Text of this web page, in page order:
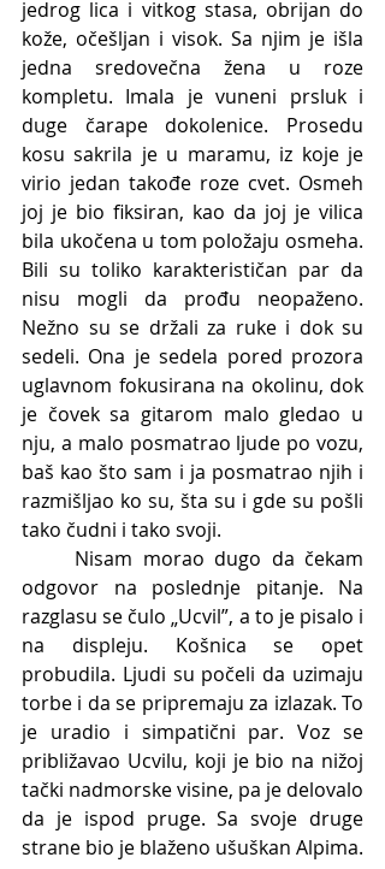
jedrog lica i vitkog stasa, obrijan do
kože, očešljan i visok. Sa njim je išla
jedna sredovečna žena u roze
kompletu. Imala je vuneni prsluk i
duge čarape dokolenice. Prosedu
kosu sakrila je u maramu, iz koje je
virio jedan takođe roze cvet. Osmeh
joj je bio fiksiran, kao da joj je vilica
bila ukočena u tom položaju osmeha.
Bili su toliko karakterističan par da
nisu mogli da prođu neopaženo.
Nežno su se držali za ruke i dok su
sedeli. Ona je sedela pored prozora
uglavnom fokusirana na okolinu, dok
je čovek sa gitarom malo gledao u
nju, a malo posmatrao ljude po vozu,
baš kao što sam i ja posmatrao njih i
razmišljao ko su, šta su i gde su pošli
tako čudni i tako svoji.
odgovor na poslednje pitanje. Na
razglasu se čulo „Ucvil”, a to je pisalo i
na displeju. Košnica se opet
probudila. Ljudi su počeli da uzimaju
torbe i da se pripremaju za izlazak. To
je uradio i simpatični par. Voz se
približavao Ucvilu, koji je bio na nižoj
tački nadmorske visine, pa je delovalo
da je ispod pruge. Sa svoje druge
strane bio je blaženo ušuškan Alpima.